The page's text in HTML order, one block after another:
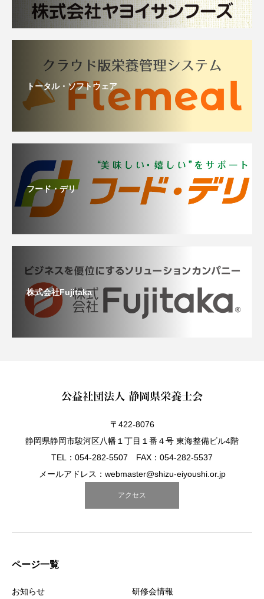
トータル・ソフトウェア
フード・デリ
株式会社Fujitaka
〒422-8076
静岡県静岡市駿河区八幡１丁目１番４号 東海整備ビル4階
TEL：054-282-5507 FAX：054-282-5537
メールアドレス：webmaster@shizu-eiyoushi.or.jp
アクセス
ページ一覧
お知らせ 研修会情報